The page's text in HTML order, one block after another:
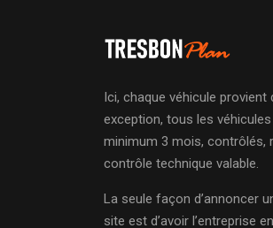
Ici, chaque véhicule provient
exception, tous les
minimum 3 mois, contrôlés,
contrôle technique valable.
La seule façon d’annoncer
site est d’avoir l’entreprise